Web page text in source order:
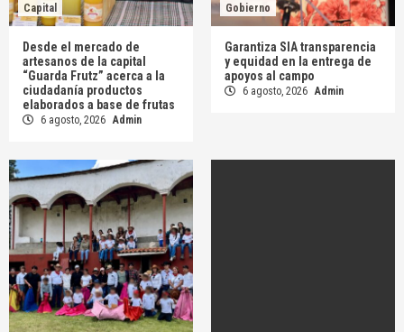
Capital
Desde el mercado de
artesanos de la capital
“Guarda Frutz” acerca a la
ciudadanía productos
elaborados a base de frutas
6 agosto, 2026 Admin
Gobierno
Garantiza SIA transparencia
y equidad en la entrega de
apoyos al campo
6 agosto, 2026 Admin